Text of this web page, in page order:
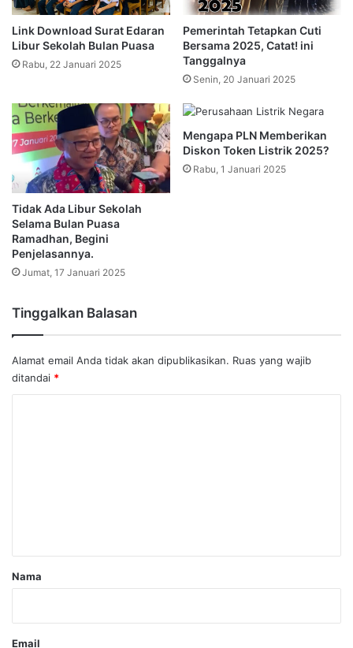
Link Download Surat Edaran
Libur Sekolah Bulan Puasa
Rabu, 22 Januari 2025
Pemerintah Tetapkan Cuti
Bersama 2025, Catat! ini
Tanggalnya
Senin, 20 Januari 2025
Tidak Ada Libur Sekolah
Selama Bulan Puasa
Ramadhan, Begini
Penjelasannya.
Jumat, 17 Januari 2025
Mengapa PLN Memberikan
Diskon Token Listrik 2025?
Rabu, 1 Januari 2025
Tinggalkan Balasan
Alamat email Anda tidak akan dipublikasikan. Ruas yang wajib
ditandai *
rNama
Email